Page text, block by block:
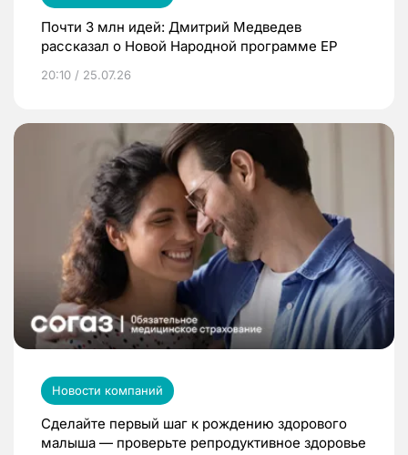
Почти 3 млн идей: Дмитрий Медведев
рассказал о Новой Народной программе ЕР
20:10 / 25.07.26
Новости компаний
Сделайте первый шаг к рождению здорового
малыша — проверьте репродуктивное здоровье